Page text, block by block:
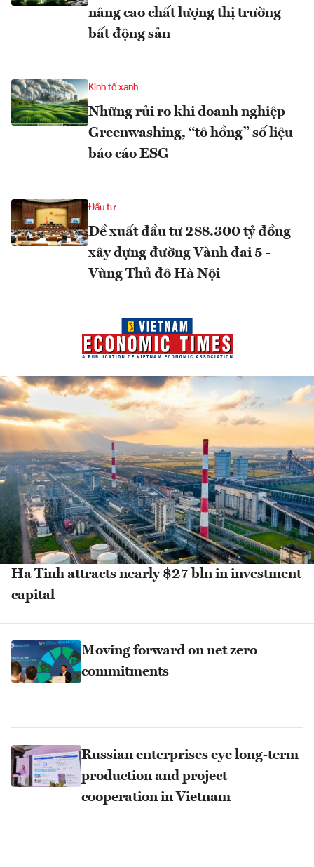
nâng cao chất lượng thị trường
bất động sản
Kinh tế xanh
Những rủi ro khi doanh nghiệp
Greenwashing, “tô hồng” số liệu
báo cáo ESG
Đầu tư
Đề xuất đầu tư 288.300 tỷ đồng
xây dựng đường Vành đai 5 -
Vùng Thủ đô Hà Nội
Moving forward on net zero
commitments
Ha Tinh attracts nearly $27 bln in investment
capital
Russian enterprises eye long-term
production and project
cooperation in Vietnam